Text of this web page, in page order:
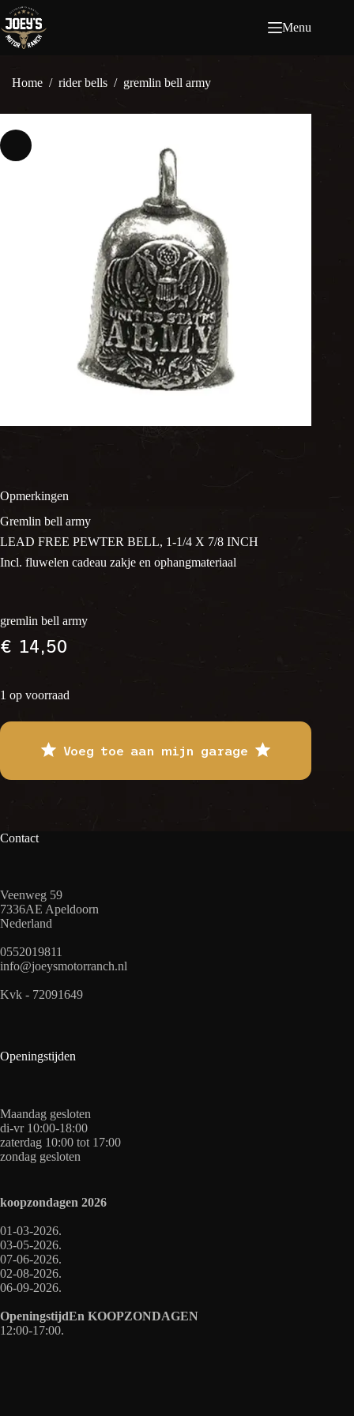
naar
de
inhoud
Menu
Home / rider bells / gremlin bell army
Opmerkingen
Gremlin bell army
LEAD FREE PEWTER BELL, 1-1/4 X 7/8 INCH
Incl. fluwelen cadeau zakje en ophangmateriaal
gremlin bell army
€14,50
1 op voorraad
Voeg toe aan mijn garage
Contact
Veenweg 59
7336AE Apeldoorn
Nederland
0552019811
info@joeysmotorranch.nl
Kvk - 72091649
Openingstijden
Maandag gesloten
di-vr 10:00-18:00
zaterdag 10:00 tot 17:00
zondag gesloten
koopzondagen 2026
01-03-2026.
03-05-2026.
07-06-2026.
02-08-2026.
06-09-2026.
OpeningstijdEn KOOPZONDAGEN
12:00-17:00.